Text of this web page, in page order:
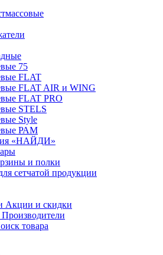
75
FLAT
FLAT AIR и WING
FLAT PRO
STELS
Style
РАМ
«НАЙДИ»
и полки
сетчатой продукции
Акции и скидки
Производители
товара